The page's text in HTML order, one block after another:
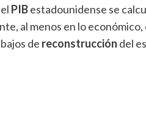
PIBestadounidense se
al menos en lo
de reconstrucción del